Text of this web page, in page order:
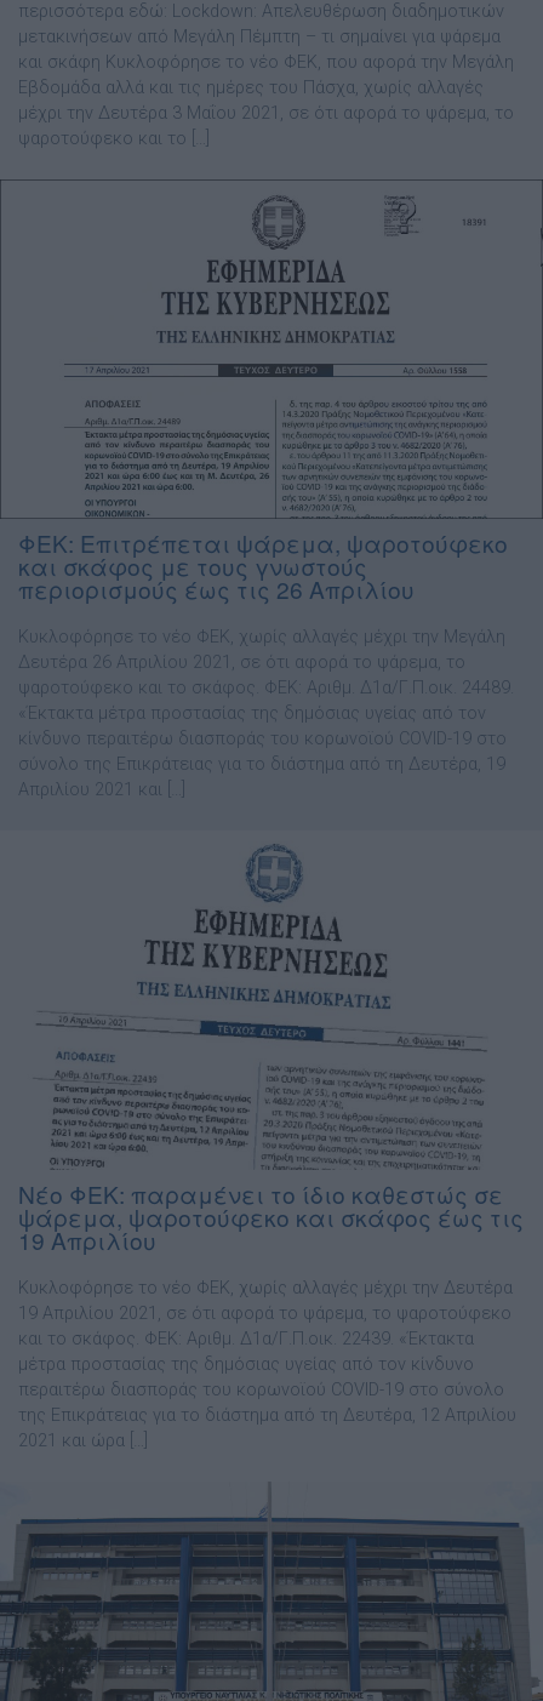
περισσότερα εδώ: Lockdown: Απελευθέρωση διαδημοτικών
μετακινήσεων από Μεγάλη Πέμπτη – τι σημαίνει για ψάρεμα
και σκάφη Κυκλοφόρησε το νέο ΦΕΚ, που αφορά την Μεγάλη
Εβδομάδα αλλά και τις ημέρες του Πάσχα, χωρίς αλλαγές
μέχρι την Δευτέρα 3 Μαΐου 2021, σε ότι αφορά το ψάρεμα, το
ψαροτούφεκο και το […]
ΦΕΚ: Επιτρέπεται ψάρεμα, ψαροτούφεκο
και σκάφος με τους γνωστούς
περιορισμούς έως τις 26 Απριλίου
Κυκλοφόρησε το νέο ΦΕΚ, χωρίς αλλαγές μέχρι την Μεγάλη
Δευτέρα 26 Απριλίου 2021, σε ότι αφορά το ψάρεμα, το
ψαροτούφεκο και το σκάφος. ΦΕΚ: Αριθμ. Δ1α/Γ.Π.οικ. 24489.
«Έκτακτα μέτρα προστασίας της δημόσιας υγείας από τον
κίνδυνο περαιτέρω διασποράς του κορωνοϊού COVID-19 στο
σύνολο της Επικράτειας για το διάστημα από τη Δευτέρα, 19
Απριλίου 2021 και […]
Νέο ΦΕΚ: παραμένει το ίδιο καθεστώς σε
ψάρεμα, ψαροτούφεκο και σκάφος έως τις
19 Απριλίου
Κυκλοφόρησε το νέο ΦΕΚ, χωρίς αλλαγές μέχρι την Δευτέρα
19 Απριλίου 2021, σε ότι αφορά το ψάρεμα, το ψαροτούφεκο
και το σκάφος. ΦΕΚ: Αριθμ. Δ1α/Γ.Π.οικ. 22439. «Έκτακτα
μέτρα προστασίας της δημόσιας υγείας από τον κίνδυνο
περαιτέρω διασποράς του κορωνοϊού COVID-19 στο σύνολο
της Επικράτειας για το διάστημα από τη Δευτέρα, 12 Απριλίου
2021 και ώρα […]